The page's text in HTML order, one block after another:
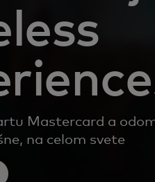
Mastercard a
na celom svete